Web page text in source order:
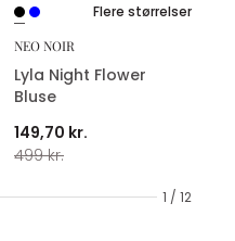
1 / 12
Flere størrelser
NEO NOIR
Lyla Night Flower
Bluse
149,70 kr.
499 kr.